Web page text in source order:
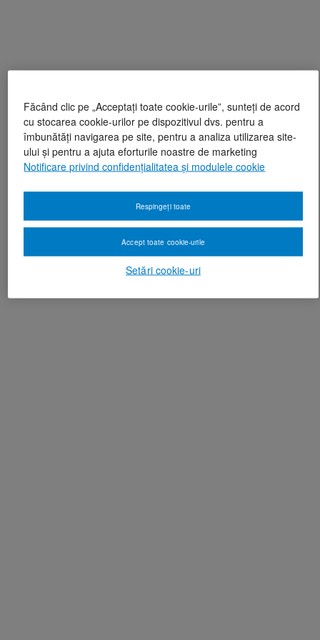
Făcând clic pe „Acceptați toate cookie-urile”, sunteți de acord
cu stocarea cookie-urilor pe dispozitivul dvs. pentru a
îmbunătăți navigarea pe site, pentru a analiza utilizarea site-
ului și pentru a ajuta eforturile noastre de marketing
Notificare privind confidențialitatea și modulele cookie
Setări cookie-uri
Respingeți toate
Accept toate cookie-urile